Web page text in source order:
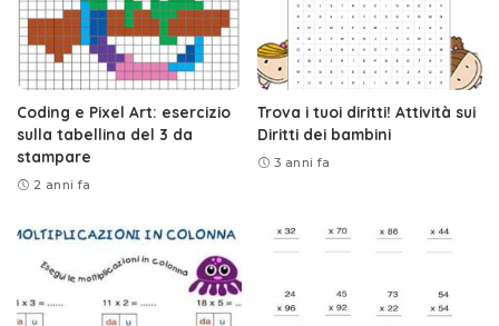
Coding e Pixel Art: esercizio
sulla tabellina del 3 da
stampare
2 anni fa
Trova i tuoi diritti! Attività sui
Diritti dei bambini
3 anni fa